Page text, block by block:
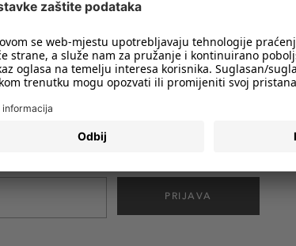
primali obavijesti o svim trendovima i
PRIJAVA